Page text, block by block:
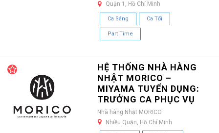
Quận 1, Hồ Chí Minh
Ca Sáng Ca Tối
Part Time
HỆ THỐNG NHÀ HÀNG
NHẬT MORICO –
MIYAMA TUYỂN DỤNG:
TRƯỞNG CA PHỤC VỤ
Nhà hàng Nhật MORICO
Nhiều Quận, Hồ Chí Minh